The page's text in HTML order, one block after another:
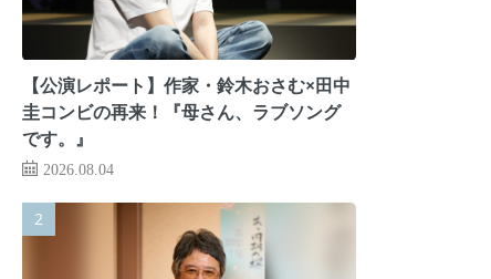
【公演レポート】作家・鈴木おさむ×田中
圭コンビの再来！『母さん、ラブソング
です。』
2026.08.04